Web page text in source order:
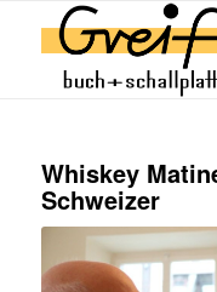
Whiskey
Schweizer